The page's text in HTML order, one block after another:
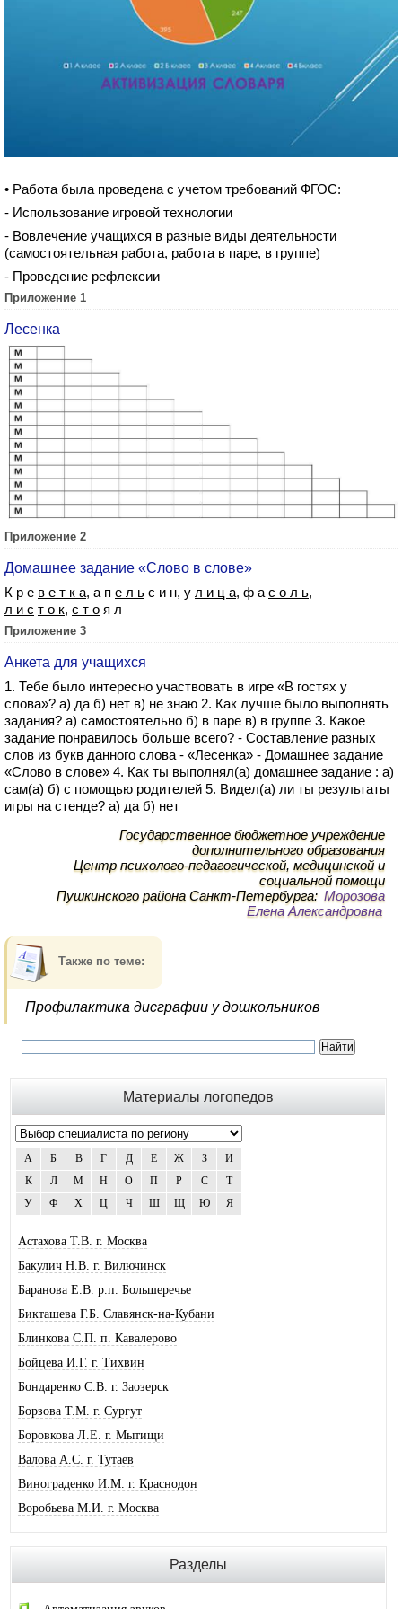
• Работа была проведена с учетом требований ФГОС:
- Использование игровой технологии
- Вовлечение учащихся в разные виды деятельности
(самостоятельная работа, работа в паре, в группе)
- Проведение рефлексии
Приложение 1
Лесенка
Приложение 2
Домашнее задание «Слово в слове»
К р е в е т к а, а п е л ь с и н, у л и ц а, ф а с о л ь,
л и с т о к, с т о я л
Приложение 3
Анкета для учащихся
1. Тебе было интересно участвовать в игре «В гостях у
слова»? а) да б) нет в) не знаю 2. Как лучше было выполнять
задания? а) самостоятельно б) в паре в) в группе 3. Какое
задание понравилось больше всего? - Составление разных
слов из букв данного слова - «Лесенка» - Домашнее задание
«Слово в слове» 4. Как ты выполнял(а) домашнее задание : а)
сам(а) б) с помощью родителей 5. Видел(а) ли ты результаты
игры на стенде? а) да б) нет
Государственное бюджетное учреждение
дополнительного образования
Центр психолого-педагогической, медицинской и
социальной помощи
Пушкинского района Санкт-Петербурга: Морозова
Елена Александровна
Также по теме:
Прoфилактика дисграфии у дoшкoльникoв
Материалы логопедов
А Б В Г Д Е Ж З
И
К
Л М Н О П Р С
Т
У
Ф Х Ц Ч Ш Щ Ю Я
Астахова Т.В. г. Москва
Бакулич Н.В. г. Вилючинск
Баранова Е.В. р.п. Большеречье
Бикташева Г.Б. Славянск-на-Кубани
Блинкова С.П. п. Кавалерово
Бойцева И.Г. г. Тихвин
Бондаренко С.В. г. Заозерск
Борзова Т.М. г. Сургут
Боровкова Л.Е. г. Мытищи
Валова А.С. г. Тутаев
Винограденко И.М. г. Краснодон
Воробьева М.И. г. Москва
Гандрабура Н.В. г. Кишинев
Гвоздева Е.А. г. Москва
Головина А.И. г. Минусинск
Разделы